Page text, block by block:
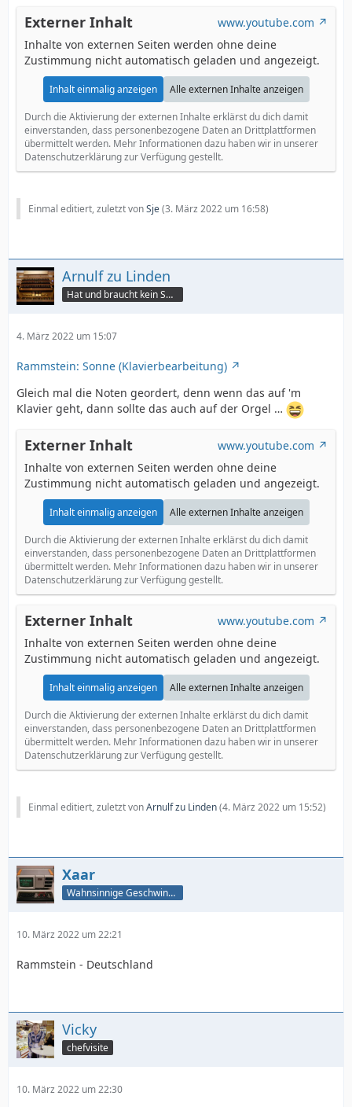
Externer Inhalt
www.youtube.com
Inhalte von externen Seiten werden ohne deine
Zustimmung nicht automatisch geladen und angezeigt.
Inhalt einmalig anzeigen Alle externen Inhalte anzeigen
Durch die Aktivierung der externen Inhalte erklärst du dich damit
einverstanden, dass personenbezogene Daten an Drittplattformen
übermittelt werden. Mehr Informationen dazu haben wir in unserer
Datenschutzerklärung zur Verfügung gestellt.
Einmal editiert, zuletzt vonSje(3. März 2022 um 16:58)
Arnulf zu Linden
Hat und braucht kein Smartphone!
4. März 2022 um 15:07
Rammstein: Sonne (Klavierbearbeitung)
Gleich mal die Noten geordert, denn wenn das auf 'm
Klavier geht, dann sollte das auch auf der Orgel …
Externer Inhalt
www.youtube.com
Inhalte von externen Seiten werden ohne deine
Zustimmung nicht automatisch geladen und angezeigt.
Inhalt einmalig anzeigen Alle externen Inhalte anzeigen
Durch die Aktivierung der externen Inhalte erklärst du dich damit
einverstanden, dass personenbezogene Daten an Drittplattformen
übermittelt werden. Mehr Informationen dazu haben wir in unserer
Datenschutzerklärung zur Verfügung gestellt.
Externer Inhalt
www.youtube.com
Inhalte von externen Seiten werden ohne deine
Zustimmung nicht automatisch geladen und angezeigt.
Inhalt einmalig anzeigen Alle externen Inhalte anzeigen
Durch die Aktivierung der externen Inhalte erklärst du dich damit
einverstanden, dass personenbezogene Daten an Drittplattformen
übermittelt werden. Mehr Informationen dazu haben wir in unserer
Datenschutzerklärung zur Verfügung gestellt.
Einmal editiert, zuletzt vonArnulf zu Linden(4. März 2022 um 15:52)
Xaar
Wahnsinnige Geschwindigkeit - und los!
10. März 2022 um 22:21
Rammstein - Deutschland
Vicky
chefvisite
10. März 2022 um 22:30